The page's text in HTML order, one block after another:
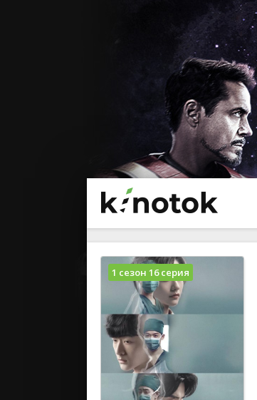
1 сезон 16 серия